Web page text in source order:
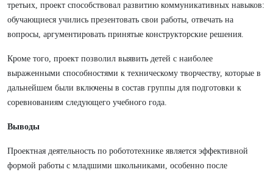
третьих, проект способствовал развитию коммуникативных навыков:
обучающиеся учились презентовать свои работы, отвечать на
вопросы, аргументировать принятые конструкторские решения.
Кроме того, проект позволил выявить детей с наиболее
выраженными способностями к техническому творчеству, которые в
дальнейшем были включены в состав группы для подготовки к
соревнованиям следующего учебного года.
Выводы
Проектная деятельность по робототехнике является эффективной
формой работы с младшими школьниками, особенно после